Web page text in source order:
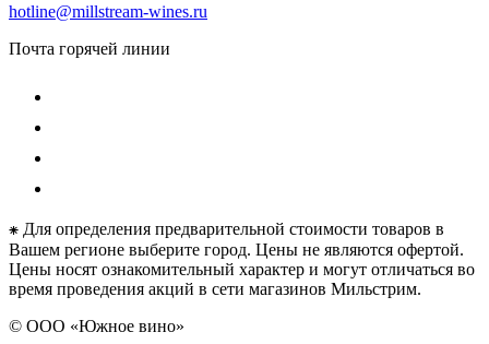
hotline@millstream-wines.ru
Почта горячей линии
⁕ Для определения предварительной стоимости товаров в
Вашем регионе выберите город. Цены не являются офертой.
Цены носят ознакомительный характер и могут отличаться во
время проведения акций в сети магазинов Мильстрим.
© ООО «Южное вино»